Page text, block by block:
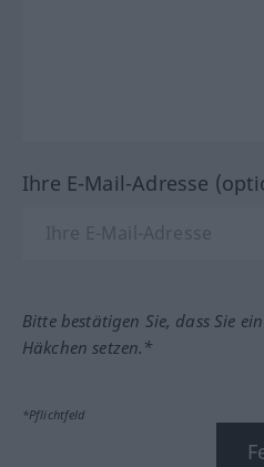
Ihre E-Mail-Adresse
Bitte bestätigen Sie, dass Sie
Häkchen setzen.*
*Pflichtfeld